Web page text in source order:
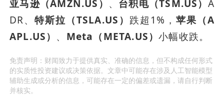
亚马逊（AMZN.US） 、 台积电（TSM.US） A
DR、特斯拉（TSLA.US） 跌超1%， 苹果（A
APL.US） 、 Meta（META.US）小幅收跌。
免责声明：财闻致力于提供真实、准确的信息，但不构成任何形式
的实质性投资建议或决策依据。文章中可能存在涉及人工智能模型
辅助生成或分析的信息，可能存在一定的偏差或遗漏，请自行判断
并核实。